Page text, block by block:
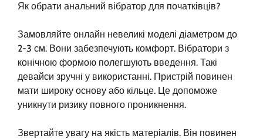
Як обрати анальний вібратор для початківців?
Замовляйте онлайн невеликі моделі діаметром до
2-3 см. Вони забезпечують комфорт. Вібратори з
конічною формою полегшують введення. Такі
девайси зручні у використанні. Пристрій повинен
мати широку основу або кільце. Це допоможе
уникнути ризику повного проникнення.
Звертайте увагу на якість матеріалів. Він повинен